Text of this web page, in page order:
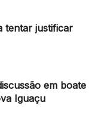
tentar justificar
em boate
Iguaçu